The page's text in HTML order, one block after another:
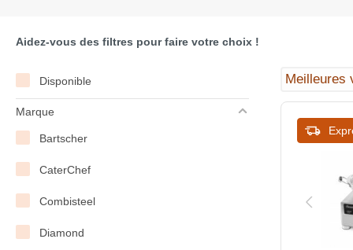
Aidez-vous des filtres pour faire votre choix !
Disponible
Marque
Bartscher
CaterChef
Combisteel
Diamond